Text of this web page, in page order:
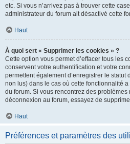
etc. Si vous n’arrivez pas à trouver cette
administrateur du forum ait désactivé cette
Haut
À quoi sert « Supprimer les cookies » ?
Cette option vous permet d’effacer tous les
conservent votre authentification et votre
permettent également d’enregistrer le statut
non lus) dans le cas où cette fonctionnalité
du forum. Si vous rencontrez des
déconnexion au forum, essayez de
Haut
Préférences et paramètres des